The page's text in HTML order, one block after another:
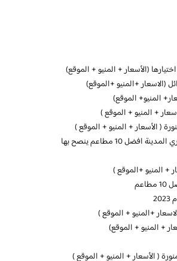
(الأسعار + المنيو + الموقع)
+المنيو +الموقع)
المنيو+ الموقع)
+ المنيو + الموقع )
( الأسعار + المنيو + الموقع )
10 مطاعم ينصح بها
+ المنيو +الموقع )
+المنيو + الموقع )
+ المنيو + الموقع)
( الأسعار + المنيو + الموقع )